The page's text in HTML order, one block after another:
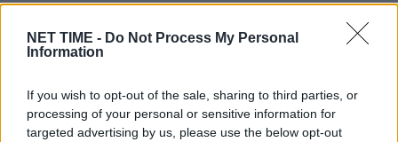
NET TIME - Do Not Process My Personal
Information
If you wish to opt-out of the sale, sharing to third parties, or
processing of your personal or sensitive information for
targeted advertising by us, please use the below opt-out
Περιπέτεια πέρασε με την υγεία του ο Γρηγόρης
Αρναούτογλου, αφού χρειάστηκε να επισκεφτεί…